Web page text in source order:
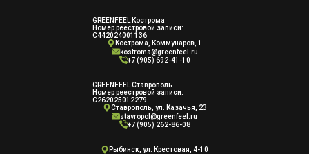
GREENFEEL Кострома
Номер реестровой записи:
С442024001136
Кострома, Коммунаров, 1
kostroma@greenfeel.ru
+7 (905) 692-41-10
GREENFEEL Ставрополь
Номер реестровой записи:
С262025012279
Ставрополь, ул. Казачья, 23
stavropol@greenfeel.ru
+7 (905) 262-86-08
Рыбинск, ул. Крестовая, 4-10